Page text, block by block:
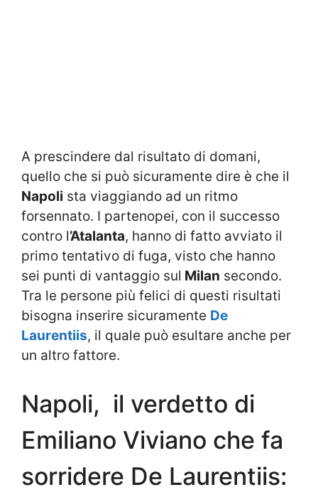
A prescindere dal risultato di domani,
quello che si può sicuramente dire è che il
Napoli sta viaggiando ad un ritmo
forsennato. I partenopei, con il successo
contro l’Atalanta, hanno di fatto avviato il
primo tentativo di fuga, visto che hanno
sei punti di vantaggio sul Milan secondo.
Tra le persone più felici di questi risultati
bisogna inserire sicuramente De
Laurentiis, il quale può esultare anche per
un altro fattore.
Napoli, il verdetto di
Emiliano Viviano che fa
sorridere De Laurentiis: